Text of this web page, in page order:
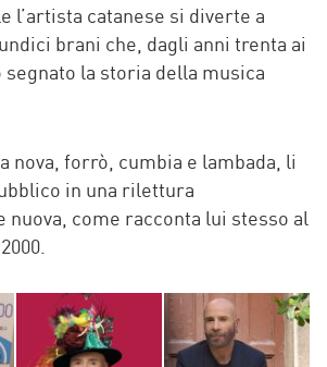
l’artista catanese si diverte a
brani che, dagli anni trenta ai
segnato la storia della musica
nova, forrò, cumbia e lambada, li
in una rilettura
nuova, come racconta lui stesso al